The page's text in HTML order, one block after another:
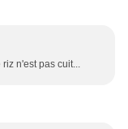
n'est pas cuit...